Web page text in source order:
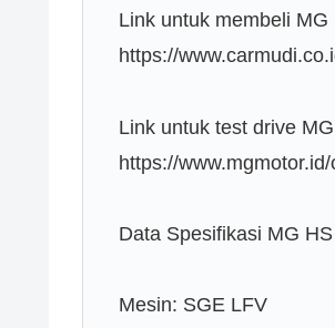
Link untuk membeli
https://
Link untuk test drive
https://
Data Spesifikasi MG
Mesin: SGE LFV